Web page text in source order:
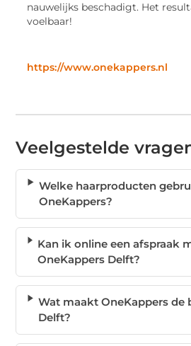
nauwelijks beschadigt. Het
voelbaar!
https://www.onekappers.nl
Veelgestelde
Welke haarproducten
OneKappers?
Kan ik online een afspraak
OneKappers Delft?
Wat maakt OneKappers de
Delft?